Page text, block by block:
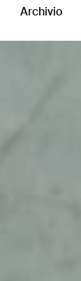
Archivio